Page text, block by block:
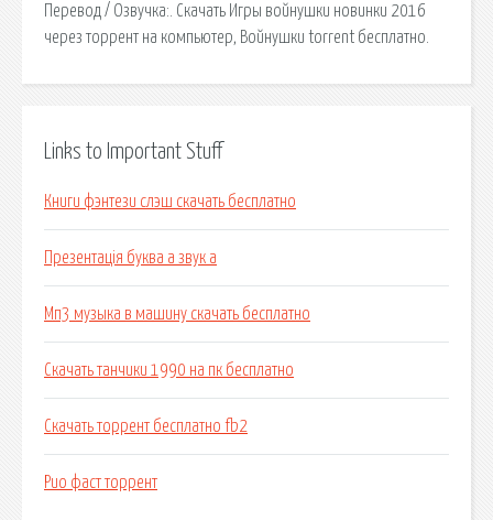
Перевод / Озвучка:. Скачать Игры войнушки новинки 2016
через торрент на компьютер, Войнушки torrent бесплатно.
Links to Important Stuff
Книги фэнтези слэш скачать бесплатно
Презентація буква а звук а
Мп3 музыка в машину скачать бесплатно
Скачать танчики 1990 на пк бесплатно
Скачать торрент бесплатно fb2
Рио фаст торрент